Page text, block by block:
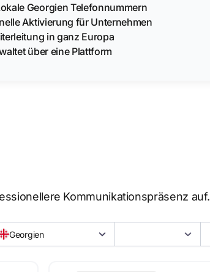
Georgien Telefonnummern
Aktivierung für Unternehmen
in ganz Europa
über eine Plattform
Kommunikationspräsenz auf.
Georgien